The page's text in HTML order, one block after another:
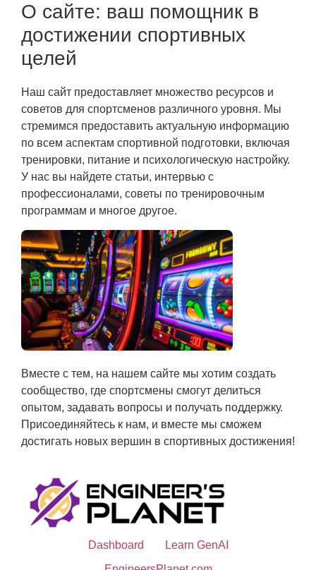
О сайте: ваш помощник в
достижении спортивных
целей
Наш сайт предоставляет множество ресурсов и
советов для спортсменов различного уровня. Мы
стремимся предоставить актуальную информацию
по всем аспектам спортивной подготовки, включая
тренировки, питание и психологическую настройку.
У нас вы найдете статьи, интервью с
профессионалами, советы по тренировочным
программам и многое другое.
Вместе с тем, на нашем сайте мы хотим создать
сообщество, где спортсмены смогут делиться
опытом, задавать вопросы и получать поддержку.
Присоединяйтесь к нам, и вместе мы сможем
достигать новых вершин в спортивных достижения!
Dashboard
Learn GenAI